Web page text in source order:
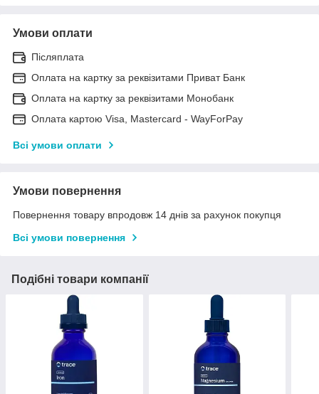
Умови оплати
Післяплата
Оплата на картку за реквізитами Приват Банк
Оплата на картку за реквізитами Монобанк
Оплата картою Visa, Mastercard - WayForPay
Всі умови оплати
Умови повернення
Повернення товару впродовж 14 днів за рахунок покупця
Всі умови повернення
Подібні товари компанії